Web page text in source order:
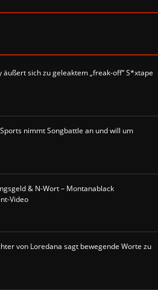
äußert sich zu geleaktem „freak-off“ S*xtape
Sports nimmt Songbattle an und will um
& N-Wort – Montanablack
Video
von Loredana sagt bewegende Worte zu